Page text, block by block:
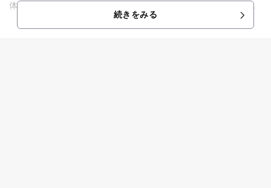
体験できる期間限定イベント『たっぷでサップ』を開催しま
続きをみる